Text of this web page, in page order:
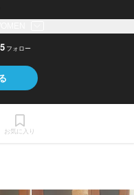
フォロー
お気に入り